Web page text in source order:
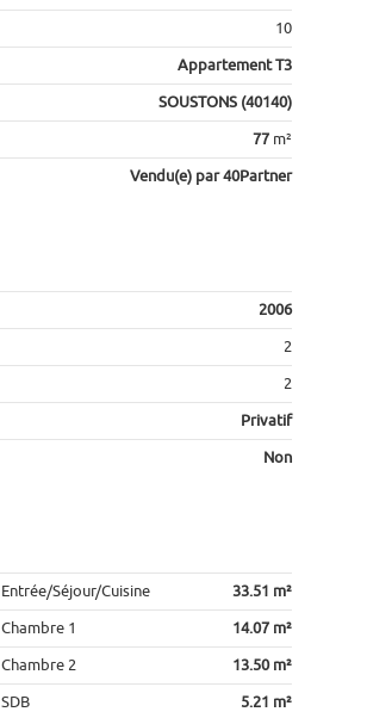
10
Appartement T3
SOUSTONS (40140)
77 m²
Vendu(e) par 40Partner
2006
2
2
Privatif
Non
Entrée/Séjour/Cuisine 33.51 m²
Chambre 1 14.07 m²
Chambre 2 13.50 m²
SDB 5.21 m²